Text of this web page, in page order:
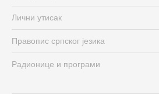
Лични утисак
Правопис српског језика
Радионице и програми